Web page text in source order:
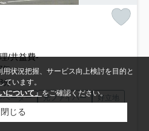
/共益費-
年
分
ベーター 光ファイバー
好立地
状況把握、サービス向上検討を目的と
います。
について」をご確認ください。
閉じる